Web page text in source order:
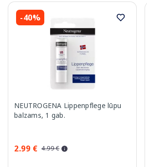
-40%
NEUTROGENA Lippenpflege lūpu
balzams, 1 gab.
2.99 € 4.99 €